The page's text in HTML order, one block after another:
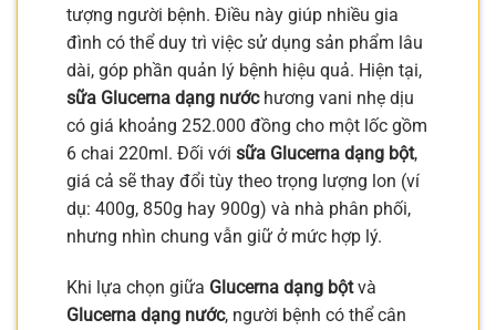
tượng người bệnh. Điều này giúp nhiều gia
đình có thể duy trì việc sử dụng sản phẩm lâu
dài, góp phần quản lý bệnh hiệu quả. Hiện tại,
sữa Glucerna dạng nướchương vani nhẹ dịu
có giá khoảng 252.000 đồng cho một lốc gồm
6 chai 220ml. Đối với sữa Glucerna dạng bột,
giá cả sẽ thay đổi tùy theo trọng lượng lon (ví
dụ: 400g, 850g hay 900g) và nhà phân phối,
nhưng nhìn chung vẫn giữ ở mức hợp lý.
Khi lựa chọn giữa Glucerna dạng bộtvà
Glucerna dạng nước, người bệnh có thể cân